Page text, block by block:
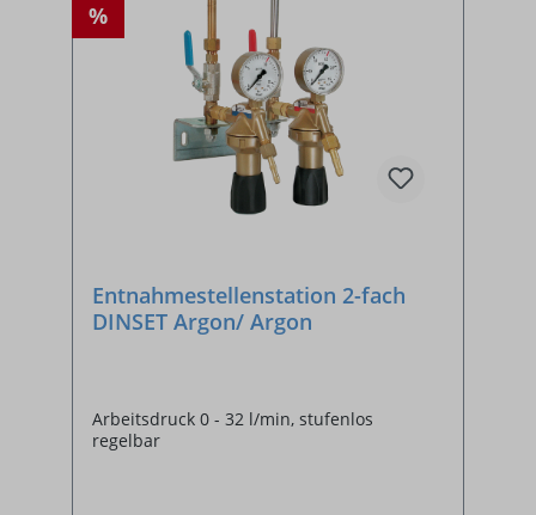
%
Entnahmestellenstation 2-fach
DINSET Argon/ Argon
Arbeitsdruck 0 - 32 l/min, stufenlos
regelbar